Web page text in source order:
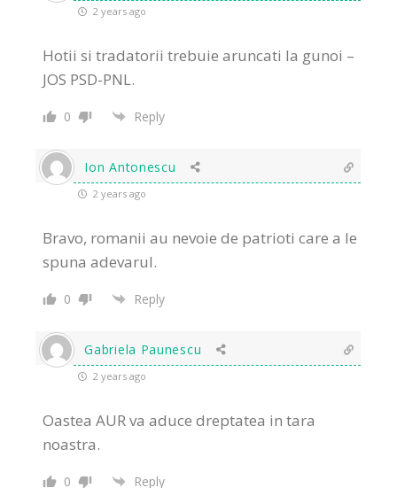
2 years ago
Hotii si tradatorii trebuie aruncati la gunoi –
JOS PSD-PNL.
0 Reply
Ion Antonescu
2 years ago
Bravo, romanii au nevoie de patrioti care a le
spuna adevarul.
0 Reply
Gabriela Paunescu
2 years ago
Oastea AUR va aduce dreptatea in tara
noastra.
0 Reply